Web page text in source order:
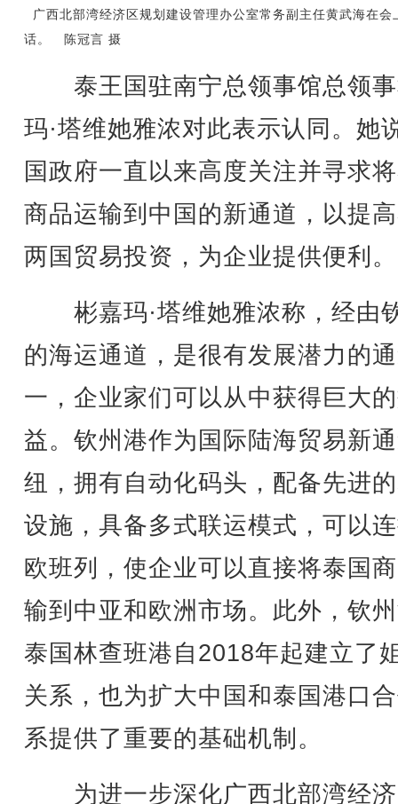
广西北部湾经济区规划建设管理办公室常务副主任黄武海在会
话。 陈冠言 摄
泰王国驻南宁总领事馆总领
玛·塔维她雅浓对此表示认同。她
国政府一直以来高度关注并寻求
商品运输到中国的新通道，以提
两国贸易投资，为企业提供便利。
彬嘉玛·塔维她雅浓称，经由
的海运通道，是很有发展潜力的
一，企业家们可以从中获得巨大
益。钦州港作为国际陆海贸易新
纽，拥有自动化码头，配备先进
设施，具备多式联运模式，可以
欧班列，使企业可以直接将泰国
输到中亚和欧洲市场。此外，钦
泰国林查班港自2018年起建立了
关系，也为扩大中国和泰国港口
系提供了重要的基础机制。
为进一步深化广西北部湾经